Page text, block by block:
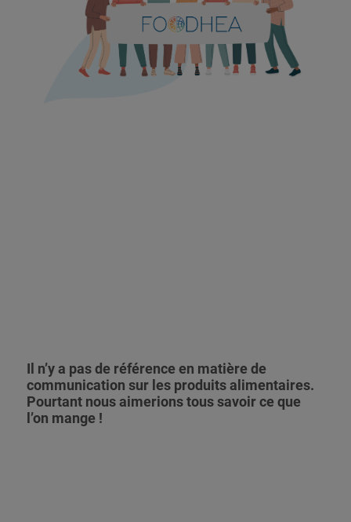
Il n’y a pas de référence en matière de
communication sur les produits alimentaires.
Pourtant nous aimerions tous savoir ce que
l’on mange !